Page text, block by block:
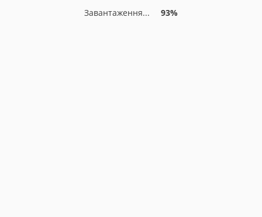
Завантаження... 93%